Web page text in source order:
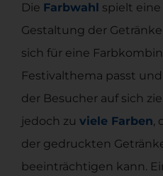
Die Farbwahl spielt
Gestaltung der
sich für eine
Festivalthema passt
der Besucher auf sich
jedoch zu viele Farben,
der gedruckten
beeinträchtigen kann.